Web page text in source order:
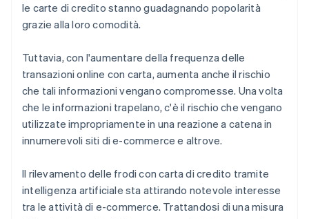
le carte di credito stanno guadagnando popolarità
grazie alla loro comodità.
Tuttavia, con l'aumentare della frequenza delle
transazioni online con carta, aumenta anche il rischio
che tali informazioni vengano compromesse. Una volta
che le informazioni trapelano, c'è il rischio che vengano
utilizzate impropriamente in una reazione a catena in
innumerevoli siti di e-commerce e altrove.
Il rilevamento delle frodi con carta di credito tramite
intelligenza artificiale sta attirando notevole interesse
tra le attività di e-commerce. Trattandosi di una misura